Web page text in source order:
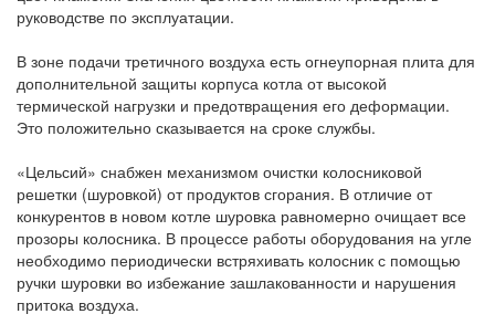
руководстве по эксплуатации.
В зоне подачи третичного воздуха есть огнеупорная плита для
дополнительной защиты корпуса котла от высокой
термической нагрузки и предотвращения его деформации.
Это положительно сказывается на сроке службы.
«Цельсий» снабжен механизмом очистки колосниковой
решетки (шуровкой) от продуктов сгорания. В отличие от
конкурентов в новом котле шуровка равномерно очищает все
прозоры колосника. В процессе работы оборудования на угле
необходимо периодически встряхивать колосник с помощью
ручки шуровки во избежание зашлакованности и нарушения
притока воздуха.